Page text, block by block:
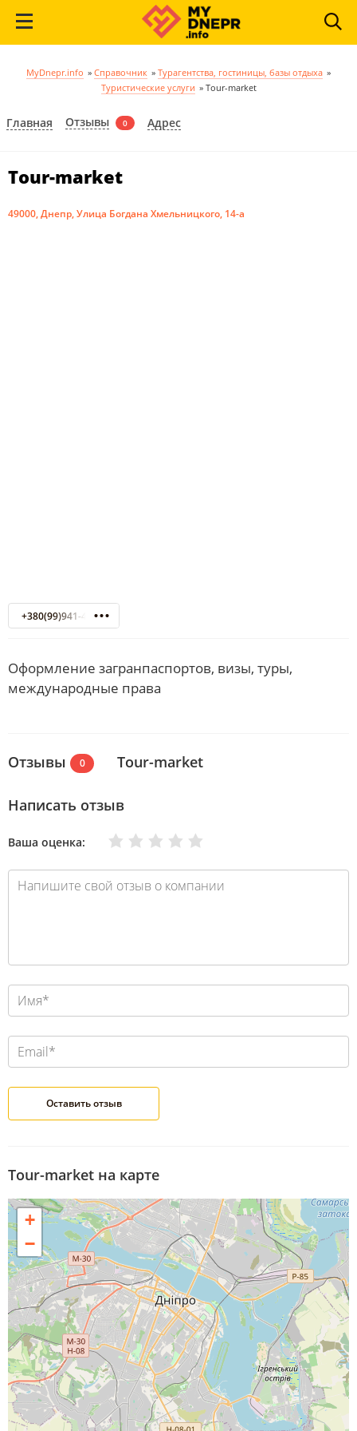
MyDnepr.info » Справочник » Турагентства, гостиницы, базы отдыха »
Туристические услуги » Tour-market
Главная Отзывы 0 Адрес
Tour-market
49000, Днепр, Улица Богдана Хмельницкого, 14-а
+380(99)941-42-16
Оформление загранпаспортов, визы, туры,
международные права
Отзывы 0 Tour-market
Написать отзыв
Ваша оценка: Отлично
Хорошо
Нормально
Плохо
Очень плохо
Tour-market на карте
+
−